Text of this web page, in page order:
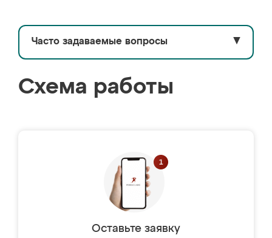
Часто задаваемые вопросы ▼
Схема работы
Оставьте заявку